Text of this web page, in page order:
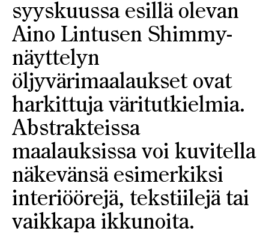
syyskuussa esillä olevan
Aino Lintusen Shimmy-
näyttelyn
öljyvärimaalaukset ovat
harkittuja väritutkielmia.
Abstrakteissa
maalauksissa voi kuvitella
näkevänsä esimerkiksi
interiöörejä, tekstiilejä tai
vaikkapa ikkunoita.